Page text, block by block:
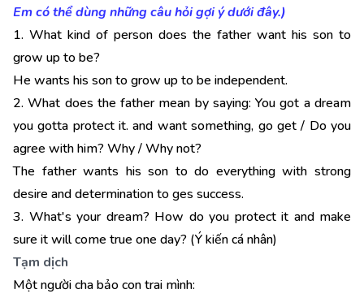
Em có thể dùng những câu hỏi gợi ý dưới đây.)
1. What kind of person does the father want his son to
grow up to be?
He wants his son to grow up to be independent.
2. What does the father mean by saying: You got a dream
you gotta protect it. and want something, go get / Do you
agree with him? Why / Why not?
The father wants his son to do everything with strong
desire and determination to ges success.
3. What's your dream? How do you protect it and make
sure it will come true one day? (Ý kiến cá nhân)
Tạm dịch
Một người cha bảo con trai mình: